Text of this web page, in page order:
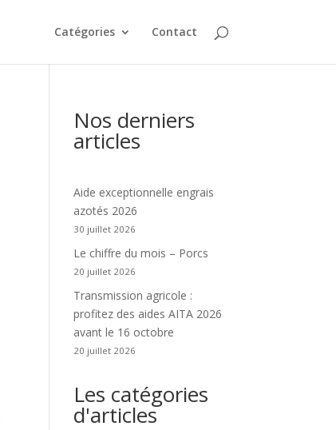
Catégories Contact
Nos derniers
articles
Aide exceptionnelle engrais
azotés 2026
30 juillet 2026
Le chiffre du mois – Porcs
20 juillet 2026
Transmission agricole :
profitez des aides AITA 2026
avant le 16 octobre
20 juillet 2026
Les catégories
d'articles